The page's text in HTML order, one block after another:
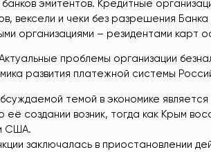
банков эмитентов. Кредитные
вексели и чеки без разрешения
организациями – резидентами карт
проблемы организации
развития платежной системы
темой в экономике
её создании возник, тогда как Крым
США.
заключалась в приостановлении